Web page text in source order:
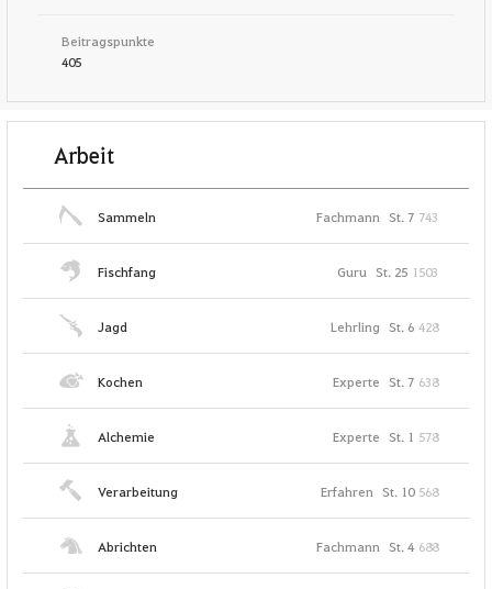
Beitragspunkte
405
Arbeit
Sammeln Fachmann St. 7 743
Fischfang Guru St. 25 1503
Jagd Lehrling St. 6 428
Kochen Experte St. 7 638
Alchemie Experte St. 1 578
Verarbeitung Erfahren St. 10 568
Abrichten Fachmann St. 4 688